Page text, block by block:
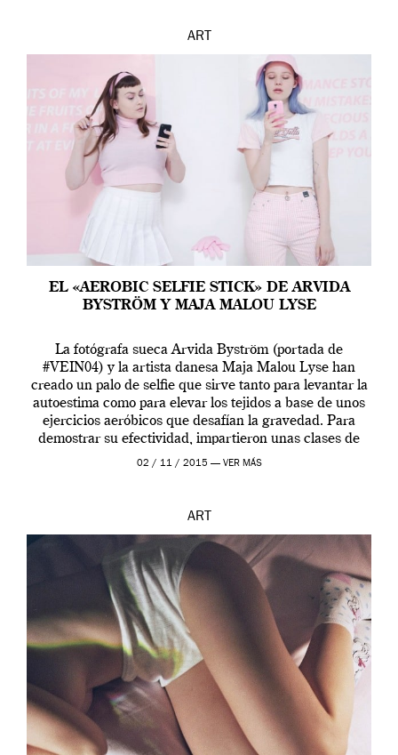
ART
EL «AEROBIC SELFIE STICK» DE ARVIDA
BYSTRÖM Y MAJA MALOU LYSE
La fotógrafa sueca Arvida Byström (portada de
#VEIN04) y la artista danesa Maja Malou Lyse han
creado un palo de selfie que sirve tanto para levantar la
autoestima como para elevar los tejidos a base de unos
ejercicios aeróbicos que desafían la gravedad. Para
demostrar su efectividad, impartieron unas clases de
prueba en el Tate […]
02 / 11 / 2015 — VER MÁS
ART